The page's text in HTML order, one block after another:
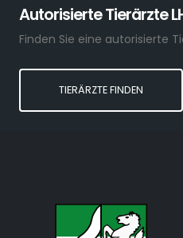
Autorisierte Tierärzte
Finden Sie eine autorisierte
TIERÄRZTE FINDEN